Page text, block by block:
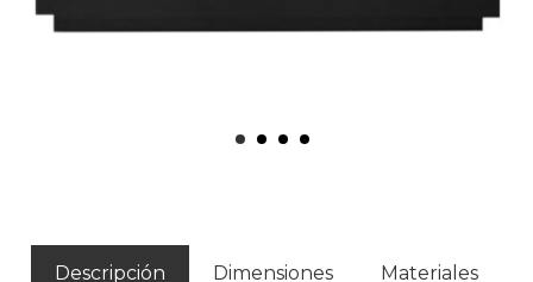
Descripción Dimensiones Materiales